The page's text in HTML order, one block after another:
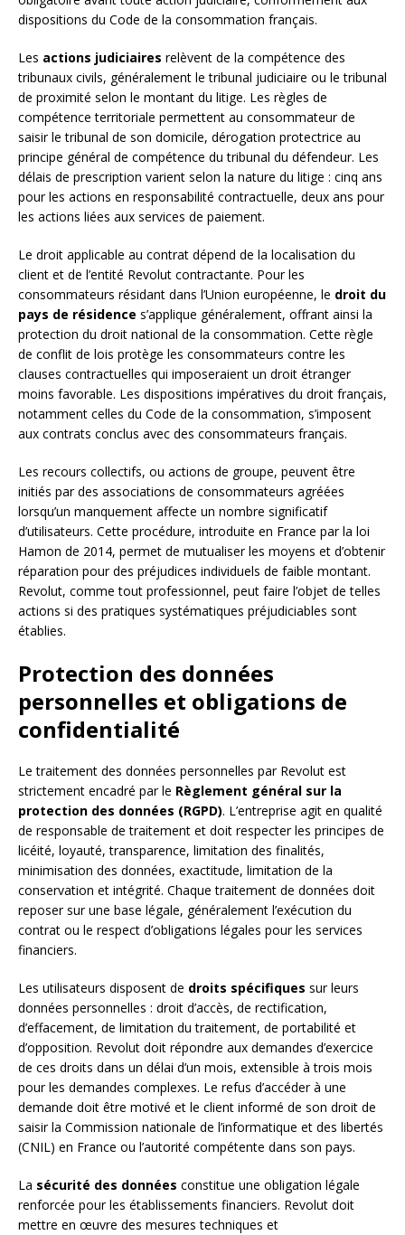
dispositions du Code de la consommation français.
Les actions judiciaires relèvent de la compétence des
tribunaux civils, généralement le tribunal judiciaire ou le tribunal
de proximité selon le montant du litige. Les règles de
compétence territoriale permettent au consommateur de
saisir le tribunal de son domicile, dérogation protectrice au
principe général de compétence du tribunal du défendeur. Les
délais de prescription varient selon la nature du litige : cinq ans
pour les actions en responsabilité contractuelle, deux ans pour
les actions liées aux services de paiement.
Le droit applicable au contrat dépend de la localisation du
client et de l’entité Revolut contractante. Pour les
consommateurs résidant dans l’Union européenne, le droit du
pays de résidence s’applique généralement, offrant ainsi la
protection du droit national de la consommation. Cette règle
de conflit de lois protège les consommateurs contre les
clauses contractuelles qui imposeraient un droit étranger
moins favorable. Les dispositions impératives du droit français,
notamment celles du Code de la consommation, s’imposent
aux contrats conclus avec des consommateurs français.
Les recours collectifs, ou actions de groupe, peuvent être
initiés par des associations de consommateurs agréées
lorsqu’un manquement affecte un nombre significatif
d’utilisateurs. Cette procédure, introduite en France par la loi
Hamon de 2014, permet de mutualiser les moyens et d’obtenir
réparation pour des préjudices individuels de faible montant.
Revolut, comme tout professionnel, peut faire l’objet de telles
actions si des pratiques systématiques préjudiciables sont
établies.
Protection des données
personnelles et obligations de
confidentialité
Le traitement des données personnelles par Revolut est
strictement encadré par le Règlement général sur la
protection des données (RGPD). L’entreprise agit en qualité
de responsable de traitement et doit respecter les principes de
licéité, loyauté, transparence, limitation des finalités,
minimisation des données, exactitude, limitation de la
conservation et intégrité. Chaque traitement de données doit
reposer sur une base légale, généralement l’exécution du
contrat ou le respect d’obligations légales pour les services
financiers.
Les utilisateurs disposent de droits spécifiques sur leurs
données personnelles : droit d’accès, de rectification,
d’effacement, de limitation du traitement, de portabilité et
d’opposition. Revolut doit répondre aux demandes d’exercice
de ces droits dans un délai d’un mois, extensible à trois mois
pour les demandes complexes. Le refus d’accéder à une
demande doit être motivé et le client informé de son droit de
saisir la Commission nationale de l’informatique et des libertés
(CNIL) en France ou l’autorité compétente dans son pays.
La sécurité des données constitue une obligation légale
renforcée pour les établissements financiers. Revolut doit
mettre en œuvre des mesures techniques et